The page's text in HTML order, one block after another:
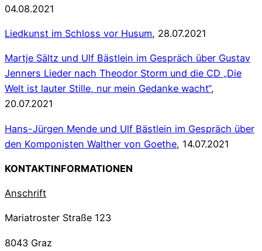
04.08.2021
Liedkunst im Schloss vor Husum, 28.07.2021
Martje Sältz und Ulf Bästlein im Gespräch über Gustav
Jenners Lieder nach Theodor Storm und die CD „Die
Welt ist lauter Stille, nur mein Gedanke wacht“,
20.07.2021
Hans-Jürgen Mende und Ulf Bästlein im Gespräch über
den Komponisten Walther von Goethe, 14.07.2021
KONTAKTINFORMATIONEN
Anschrift
Mariatroster Straße 123
8043 Graz